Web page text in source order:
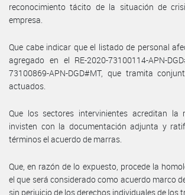
reconocimiento tácito de la situación de
empresa.
Que cabe indicar que el listado de personal
agregado en el RE-2020-73100114-APN-
73100869-APN-DGD#MT, que tramita
actuados.
Que los sectores intervinientes acreditan la
invisten con la documentación adjunta y
términos el acuerdo de marras.
Que, en razón de lo expuesto, procede la
el que será considerado como acuerdo marco
sin perjuicio de los derechos individuales de los